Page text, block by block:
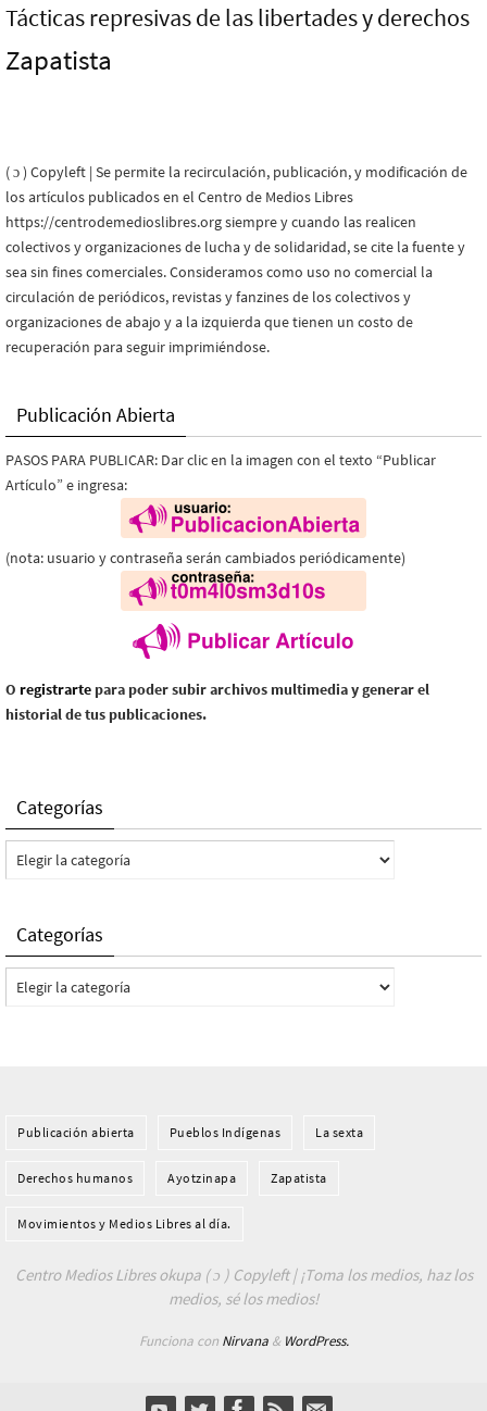
Tácticas represivas de las libertades y derechos
Zapatista
( ɔ ) Copyleft | Se permite la recirculación, publicación, y modificación de
los artículos publicados en el Centro de Medios Libres
https://centrodemedioslibres.org siempre y cuando las realicen
colectivos y organizaciones de lucha y de solidaridad, se cite la fuente y
sea sin fines comerciales. Consideramos como uso no comercial la
circulación de periódicos, revistas y fanzines de los colectivos y
organizaciones de abajo y a la izquierda que tienen un costo de
recuperación para seguir imprimiéndose.
Publicación Abierta
PASOS PARA PUBLICAR: Dar clic en la imagen con el texto “Publicar
Artículo” e ingresa:
(nota: usuario y contraseña serán cambiados periódicamente)
O registrarte para poder subir archivos multimedia y generar el
historial de tus publicaciones.
Categorías
Categorías
Categorías
Categorías
Publicación abierta Pueblos Indí­genas La sexta
Derechos humanos Ayotzinapa Zapatista
Movimientos y Medios Libres al día.
Centro Medios Libres okupa ( ɔ ) Copyleft | ¡Toma los medios, haz los
medios, sé los medios!
Funciona con Nirvana& WordPress.